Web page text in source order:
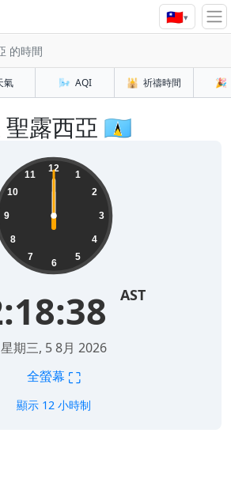
🇹🇼▾
的時間
氣 🌬️ AQI 🕌 祈禱時間 🎉
聖露西亞 🇱🇨
12
1
2
3
4
5
6
7
8
9
10
11
AST
星期三, 5 8月 2026
全螢幕 ⛶
顯示 12 小時制